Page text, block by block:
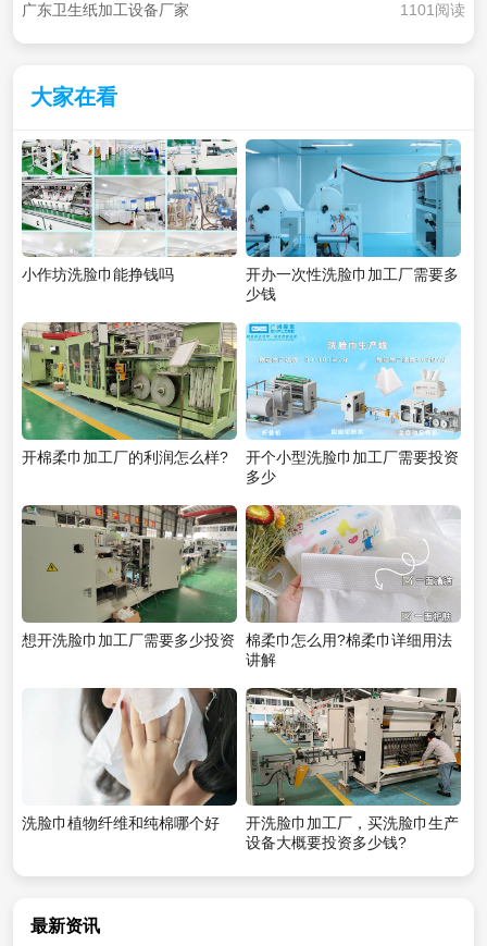
广东卫生纸加工设备厂家 1101阅读
大家在看
小作坊洗脸巾能挣钱吗
开办一次性洗脸巾加工厂需要多
少钱
开棉柔巾加工厂的利润怎么样?
开个小型洗脸巾加工厂需要投资
多少
想开洗脸巾加工厂需要多少投资
棉柔巾怎么用?棉柔巾详细用法
讲解
洗脸巾植物纤维和纯棉哪个好
开洗脸巾加工厂，买洗脸巾生产
设备大概要投资多少钱?
最新资讯